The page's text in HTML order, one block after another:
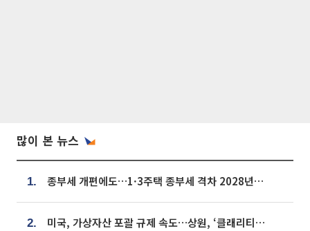
많이 본 뉴스
1. 종부세 개편에도…1·3주택 종부세 격차 2028년부터 확대
2. 미국, 가상자산 포괄 규제 속도…상원, ‘클래리티법’ 9월 절차투표 추진